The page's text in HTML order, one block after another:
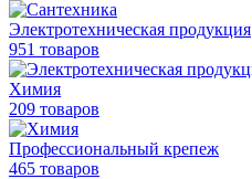
Электротехническая продукция
951 товаров
Химия
209 товаров
Профессиональный крепеж
465 товаров